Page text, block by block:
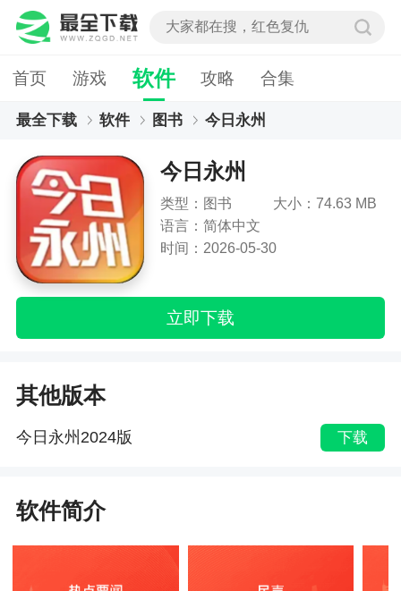
首页 游戏 软件 攻略 合集
最全下载 软件 图书 今日永州
今日永州
类型：图书
大小：74.63 MB
语言：简体中文
时间：2026-05-30
立即下载
其他版本
今日永州2024版 下载
软件简介